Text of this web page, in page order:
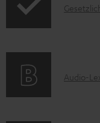
u
r
u
A
I
r
A
Audio-